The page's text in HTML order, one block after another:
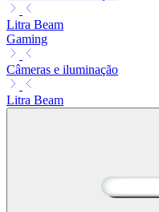
Litra Beam
Gaming
Câmeras e iluminação
Litra Beam